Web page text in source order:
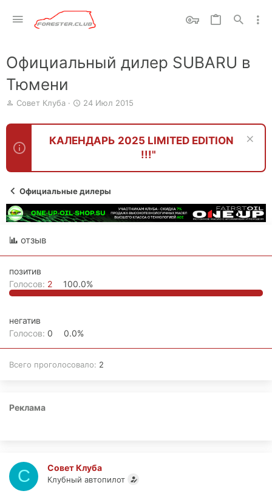
Официальный дилер SUBARU в
Тюмени
А
т
р
т
ы
Совет Клуба
Д
т
а
н
л
24 Июл 2015
КАЛЕНДАРЬ 2025 LIMITED EDITION
!!!"
Официальные дилеры
отзыв
позитив
Голосов: 2 100.0%
негатив
Голосов: 0 0.0%
Всего проголосовало 2
Реклама
С Совет Клуба
Клубный автопилот